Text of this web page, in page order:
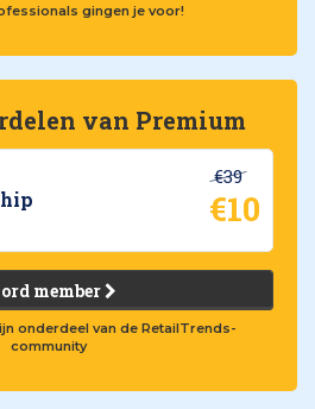
gingen je voor!
van Premium
€39
€10
member
onderdeel van de RetailTrends-
community